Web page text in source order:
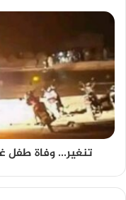
تنغير... وفاة طفل